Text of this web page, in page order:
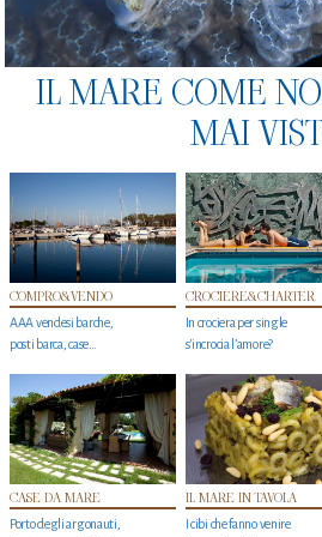
IL MARE COME
MAI
COMPRO&VENDO
AAA vendesi barche,
posti barca, case…
CROCIERE&CHARTER
In crociera per single
s'incrocia l’amore?
CASE DA MARE
Porto degli argonauti,
IL MARE IN TAVOLA
I cibi che fanno venire